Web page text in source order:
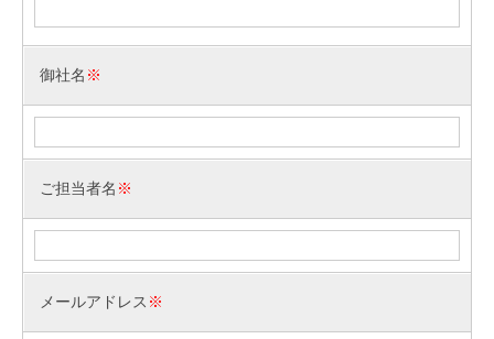
御社名 ※
ご担当者名 ※
メールアドレス ※